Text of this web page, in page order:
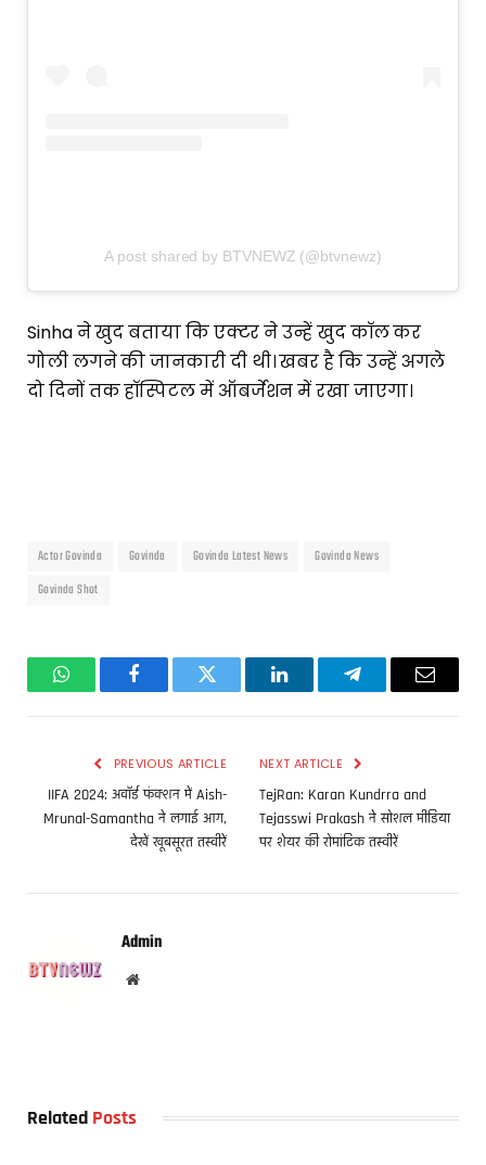
A post shared by BTVNEWZ (@btvnewz)
Sinha ने खुद बताया कि एक्टर ने उन्हें खुद कॉल कर
गोली लगने की जानकारी दी थी। खबर है कि उन्हें अगले
दो दिनों तक हॉस्पिटल में ऑबर्जेशन में रखा जाएगा।
Actor Govinda Govinda Govinda Latest News
Govinda News
Govinda Shot
WhatsAppFacebookTwitter LinkedInTelegramEmail
PREVIOUS ARTICLE
IIFA 2024: अवॉर्ड फंक्शन में Aish-
Mrunal-Samantha ने लगाई आग,
देखें खूबसूरत तस्वीरें
NEXT ARTICLE
TejRan: Karan Kundrra and
Tejasswi Prakash ने सोशल मीडिया
पर शेयर की रोमांटिक तस्वीरें
Admin
Website
Related Posts